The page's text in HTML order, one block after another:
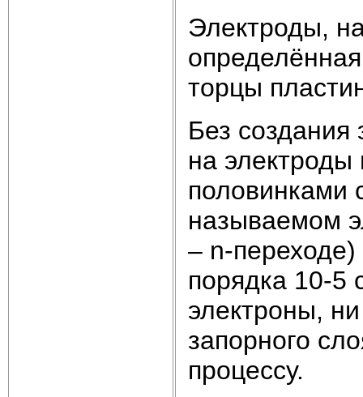
Электроды,
торцы
Без создания
на
половинками
называемом
– n-переходе)
порядка 10-5
электроны,
запорного
процессу.